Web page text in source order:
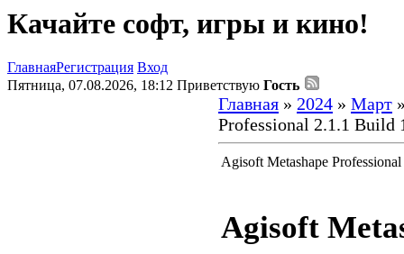
Качайте софт, игры и кино!
ГлавнаяРегистрация Вход
Пятница, 07.08.2026, 18:12 Приветствую Гость
Главная » 2024 » Март
Professional 2.1.1 Build
Agisoft Metashape
Agisoft